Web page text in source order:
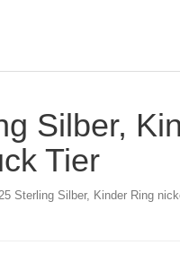
Silber,
Tier
Sterling Silber, Kinder Ring